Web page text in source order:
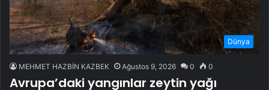
Dünya
MEHMET HAZBİN KAZBEK Ağustos 9, 2026 0 0
Avrupa’daki yangınlar zeytin yağı